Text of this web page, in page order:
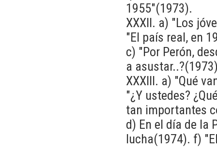
1955"(1973).
XXXII. a) "Los
"El país real, en
c) "Por Perón,
a
XXXIII. a) "Qué
"¿Y ustedes?
tan importantes
d) En el día de la
lucha(1974). f)